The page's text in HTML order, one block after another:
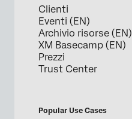
Clienti
Eventi (EN)
Archivio risorse (EN)
XM Basecamp (EN)
Prezzi
Trust Center
Popular Use Cases